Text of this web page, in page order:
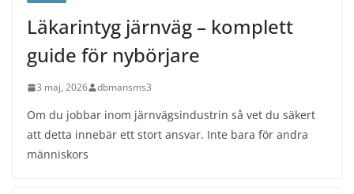
Läkarintyg järnväg – komplett
guide för nybörjare
3 maj, 2026 dbmansms3
Om du jobbar inom järnvägsindustrin så vet du säkert
att detta innebär ett stort ansvar. Inte bara för andra
människors